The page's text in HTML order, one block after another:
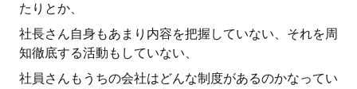
たりとか、
社長さん自身もあまり内容を把握していない、それを周
知徹底する活動もしていない、
社員さんもうちの会社はどんな制度があるのかなってい